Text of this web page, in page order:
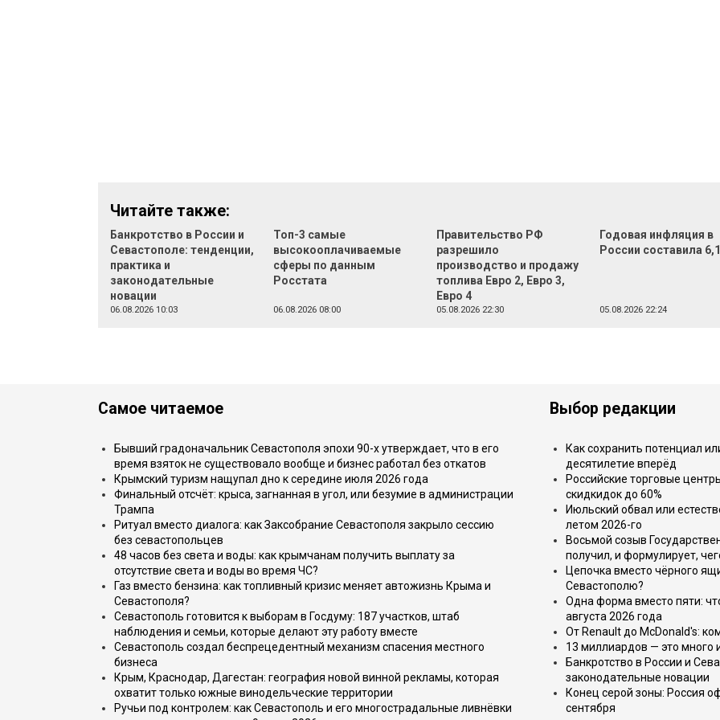
Читайте также:
Банкротство в России и
Севастополе: тенденции,
практика и
законодательные
новации
06.08.2026 10:03
Топ-3 самые
высокооплачиваемые
сферы по данным
Росстата
06.08.2026 08:00
Правительство РФ
разрешило
производство и продажу
топлива Евро 2, Евро 3,
Евро 4
05.08.2026 22:30
Годовая инфляция в
России составила
05.08.2026 22:24
Самое читаемое
Бывший градоначальник Севастополя эпохи 90-х утверждает, что в его
время взяток не существовало вообще и бизнес работал без откатов
Крымский туризм нащупал дно к середине июля 2026 года
Финальный отсчёт: крыса, загнанная в угол, или безумие в администрации
Трампа
Ритуал вместо диалога: как Заксобрание Севастополя закрыло сессию
без севастопольцев
48 часов без света и воды: как крымчанам получить выплату за
отсутствие света и воды во время ЧС?
Газ вместо бензина: как топливный кризис меняет автожизнь Крыма и
Севастополя?
Севастополь готовится к выборам в Госдуму: 187 участков, штаб
наблюдения и семьи, которые делают эту работу вместе
Севастополь создал беспрецедентный механизм спасения местного
бизнеса
Крым, Краснодар, Дагестан: география новой винной рекламы, которая
охватит только южные винодельческие территории
Ручьи под контролем: как Севастополь и его многострадальные ливнёвки
Выбор редакции
Как сохранить потенциал
десятилетие вперёд
Российские торговые
скидкидок до 60%
Июльский обвал или
летом 2026-го
Восьмой созыв
получил, и формулирует,
Цепочка вместо чёрного
Севастополю?
Одна форма вместо пяти:
августа 2026 года
От Renault до McDonald's:
13 миллиардов — это много
Банкротство в России и
законодательные новации
Конец серой зоны: Россия
сентября